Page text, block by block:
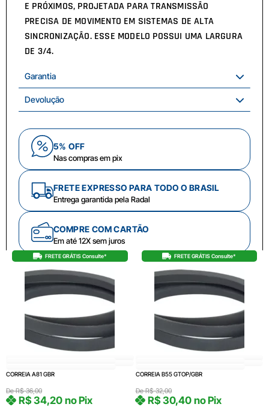
E PRÓXIMOS, PROJETADA PARA TRANSMISSÃO
PRECISA DE MOVIMENTO EM SISTEMAS DE ALTA
SINCRONIZAÇÃO. ESSE MODELO POSSUI UMA LARGURA
DE 3/4.
Garantia
Devolução
5% OFF
Nas compras em pix
FRETE EXPRESSO PARA TODO O BRASIL
Entrega garantida pela Radal
COMPRE COM CARTÃO
Em até 12X sem juros
FRETE GRÁTIS Consulte*
CORREIA A81 GBR
DeR$36,00
R$34,20 no Pix
FRETE GRÁTIS Consulte*
CORREIA B55 GTOP/GBR
DeR$32,00
R$30,40 no Pix